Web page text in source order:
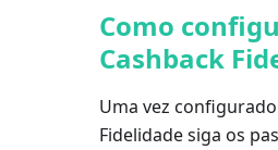
Como
Cashback
Uma vez
Fidelidade siga os